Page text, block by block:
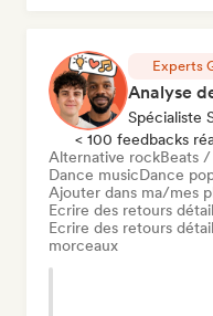
Experts
Analyse
Spécialiste
< 100 feedbacks
Alternative rockBeats
Dance musicDance
Ajouter dans ma/mes
Ecrire des retours
Ecrire des retours
morceaux